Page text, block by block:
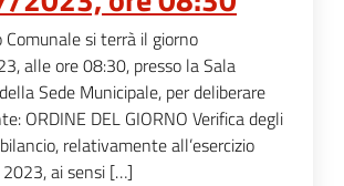
Comunale si terrà il giorno
alle ore 08:30, presso la Sala
Sede Municipale, per deliberare
ORDINE DEL GIORNO Verifica degli
relativamente all’esercizio
ai sensi […]